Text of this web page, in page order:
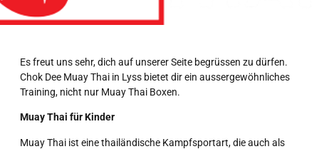
Es freut uns sehr, dich auf unserer Seite begrüssen zu dürfen.
Chok Dee Muay Thai in Lyss bietet dir ein aussergewöhnliches
Training, nicht nur Muay Thai Boxen.
Muay Thai für Kinder
Muay Thai ist eine thailändische Kampfsportart, die auch als